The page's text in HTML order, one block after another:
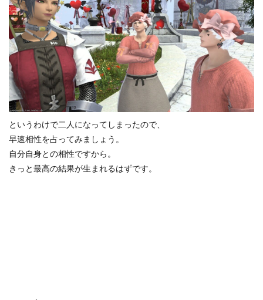
というわけで二人になってしまったので、
早速相性を占ってみましょう。
自分自身との相性ですから。
きっと最高の結果が生まれるはずです。